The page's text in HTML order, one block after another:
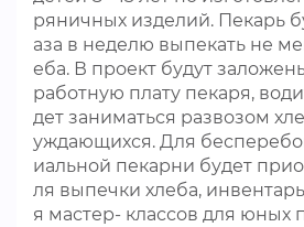
ряничных изделий. Пекарь
аза в неделю выпекать не
еба. В проект будут
работную плату пекаря,
дет заниматься развозом
уждающихся. Для
иальной пекарни будет
ля выпечки хлеба,
я мастер- классов для юных